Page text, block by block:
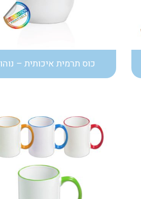
כוס תרמית איכותית – נוהו